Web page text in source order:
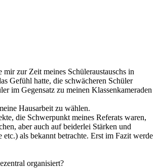
zur Zeit meines Schüleraustauschs in
Gefühl hatte, die schwächeren Schüler
im Gegensatz zu meinen Klassenkameraden
Hausarbeit zu wählen.
die Schwerpunkt meines Referats waren,
aber auch auf beiderlei Stärken und
als bekannt betrachte. Erst im Fazit werde
organisiert?